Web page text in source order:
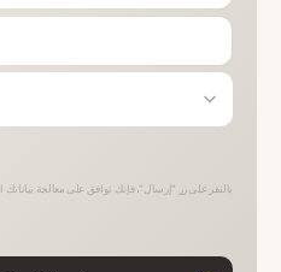
بالنقر على زر "إرسال"، فإنك توافق على معالجة